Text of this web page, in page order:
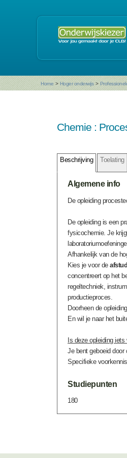
Home > Hoger onderwijs >
Chemie :
Beschrijving Toelating
Algemene info
De opleiding
De opleiding is een
fysicochemie. Je
Afhankelijk van de
Kies je voor de
concentreert op het
regeltechniek,
productieproces.
Doorheen de
En wil je naar het
Is deze opleiding iets
Je bent geboeid
Specifieke
Studiepunten
180